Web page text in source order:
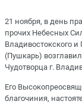
21 ноября, в день
прочих Небесных
Владивостокского
(Пушкарь)
Чудотворца г.
Его
благочиния,